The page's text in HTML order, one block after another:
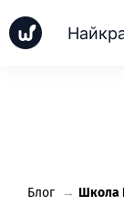
Блог → Школа